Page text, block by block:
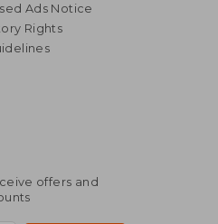
Ads Notice
Rights
offers and